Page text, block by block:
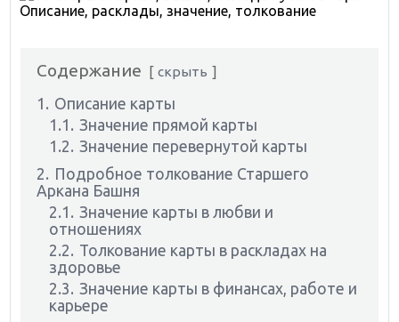
Содержание скрыть
1. Описание карты
1.1. Значение прямой карты
1.2. Значение перевернутой карты
2. Подробное толкование Старшего
Аркана Башня
2.1. Значение карты в любви и
отношениях
2.2. Толкование карты в раскладах на
здоровье
2.3. Значение карты в финансах, работе и
карьере